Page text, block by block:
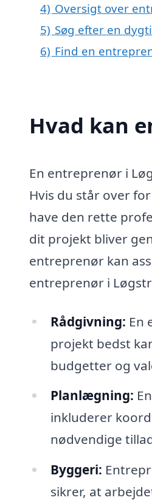
4) Oversigt over
5) Søg efter en
6) Find en
Hvad kan
En entreprenør i
Hvis du står over
have den rette
dit projekt bliver
entreprenør kan
entreprenør i
Rådgivning: En
projekt bedst
budgetter og
Planlægning:
inkluderer
nødvendige
Byggeri:
sikrer, at